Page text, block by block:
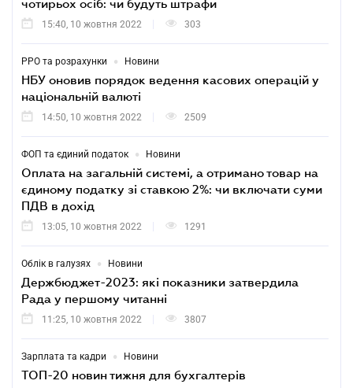
чотирьох осіб: чи будуть штрафи
15:40, 10 жовтня 2022 303
РРО та розрахунки • Новини
НБУ оновив порядок ведення касових операцій у
національній валюті
14:50, 10 жовтня 2022 2509
ФОП та єдиний податок • Новини
Оплата на загальній системі, а отримано товар на
єдиному податку зі ставкою 2%: чи включати суми
ПДВ в дохід
13:05, 10 жовтня 2022 1291
Облік в галузях • Новини
Держбюджет-2023: які показники затвердила
Рада у першому читанні
11:25, 10 жовтня 2022 3807
Зарплата та кадри • Новини
ТОП-20 новин тижня для бухгалтерів